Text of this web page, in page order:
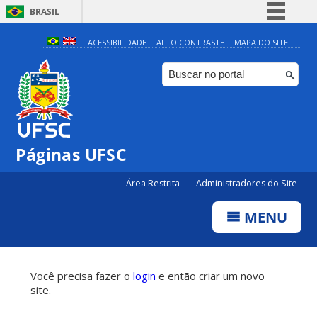
BRASIL
Simplifique!
Comunica BR
Participe
ACESSIBILIDADE ALTO CONTRASTE MAPA DO SITE
Páginas UFSC
Área Restrita Administradores do Site
MENU
Você precisa fazer o login e então criar um novo
site.